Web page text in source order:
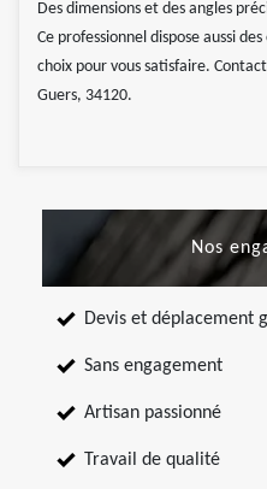
Des dimensions et des angles
Ce professionnel dispose aussi
choix pour vous satisfaire.
Guers, 34120.
Nos
Devis et déplacement
Sans engagement
Artisan passionné
Travail de qualité